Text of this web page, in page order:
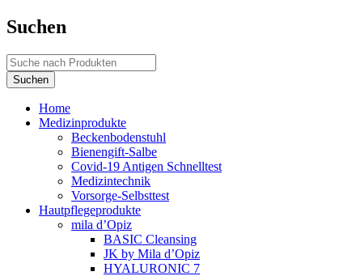
Suchen
Home
Medizinprodukte
Beckenbodenstuhl
Bienengift-Salbe
Covid-19 Antigen Schnelltest
Medizintechnik
Vorsorge-Selbsttest
Hautpflegeprodukte
mila d’Opiz
BASIC Cleansing
JK by Mila d’Opiz
HYALURONIC 7